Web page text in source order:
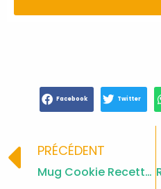
Facebook Twitter
Prev
PRÉCÉDENT
Mug Cookie Recette Rapides